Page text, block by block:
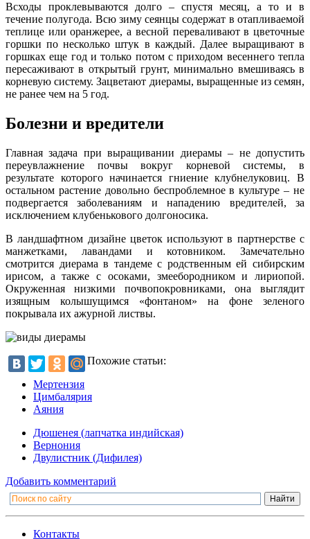
Всходы проклевываются долго – спустя месяц, а то и в
течение полугода. Всю зиму сеянцы содержат в отапливаемой
теплице или оранжерее, а весной переваливают в цветочные
горшки по несколько штук в каждый. Далее выращивают в
горшках еще год и только потом с приходом весеннего тепла
пересаживают в открытый грунт, минимально вмешиваясь в
корневую систему. Зацветают диерамы, выращенные из семян,
не ранее чем на 5 год.
Болезни и вредители
Главная задача при выращивании диерамы – не допустить
переувлажнение почвы вокруг корневой системы, в
результате которого начинается гниение клубнелуковиц. В
остальном растение довольно беспроблемное в культуре – не
подвергается заболеваниям и нападению вредителей, за
исключением клубенькового долгоносика.
В ландшафтном дизайне цветок используют в партнерстве с
манжетками, лавандами и котовником. Замечательно
смотрится диерама в тандеме с родственным ей сибирским
ирисом, а также с осоками, змеебородником и лириопой.
Окруженная низкими почвопокровниками, она выглядит
изящным колышущимся «фонтаном» на фоне зеленого
покрывала их ажурной листвы.
Похожие статьи:
Мертензия
Цимбалярия
Аяния
Дюшенея (лапчатка индийская)
Вернония
Двулистник (Дифилея)
Добавить комментарий
Контакты